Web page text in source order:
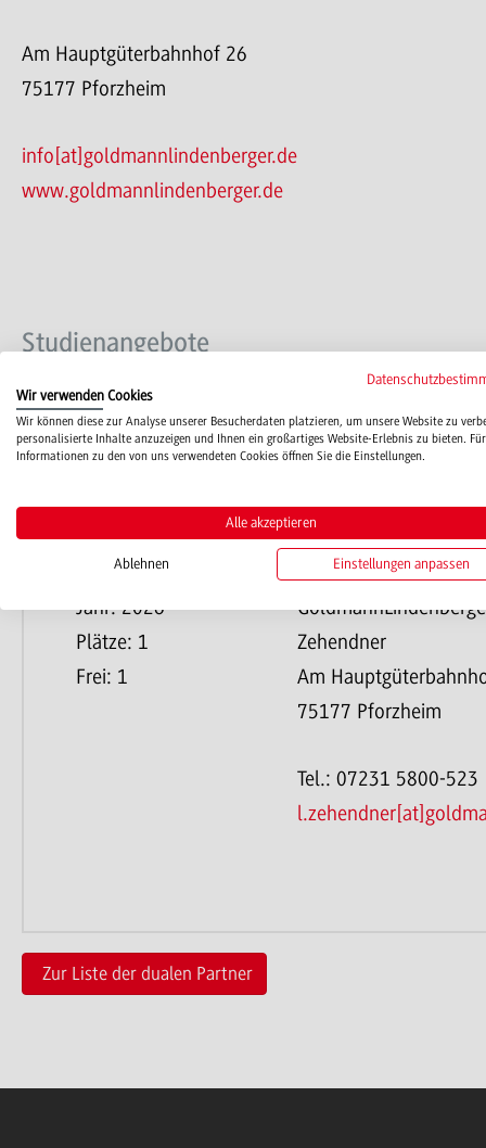
Am Hauptgüterbahnhof 26
75177 Pforzheim
info[at]goldmannlindenberger.de
www.goldmannlindenberger.de
Studienangebote
BWL-Nachhaltiges Bauen und Ressourcenmanagement-
Ansprechperson
Jahr: 2026
Plätze: 1
Frei: 1
Zehendner
Am
75177 Pforzheim
Tel.: 07231 5800-523
Zur Liste der dualen Partner
Wir verwenden Cookies
Wir können diese zur Analyse unserer Besucherdaten platzieren, um unsere Website zu
personalisierte Inhalte anzuzeigen und Ihnen ein großartiges Website-Erlebnis zu bieten.
Informationen zu den von uns verwendeten Cookies öffnen Sie die Einstellungen.
Alle akzeptieren
Ablehnen Einstellungen anpassen